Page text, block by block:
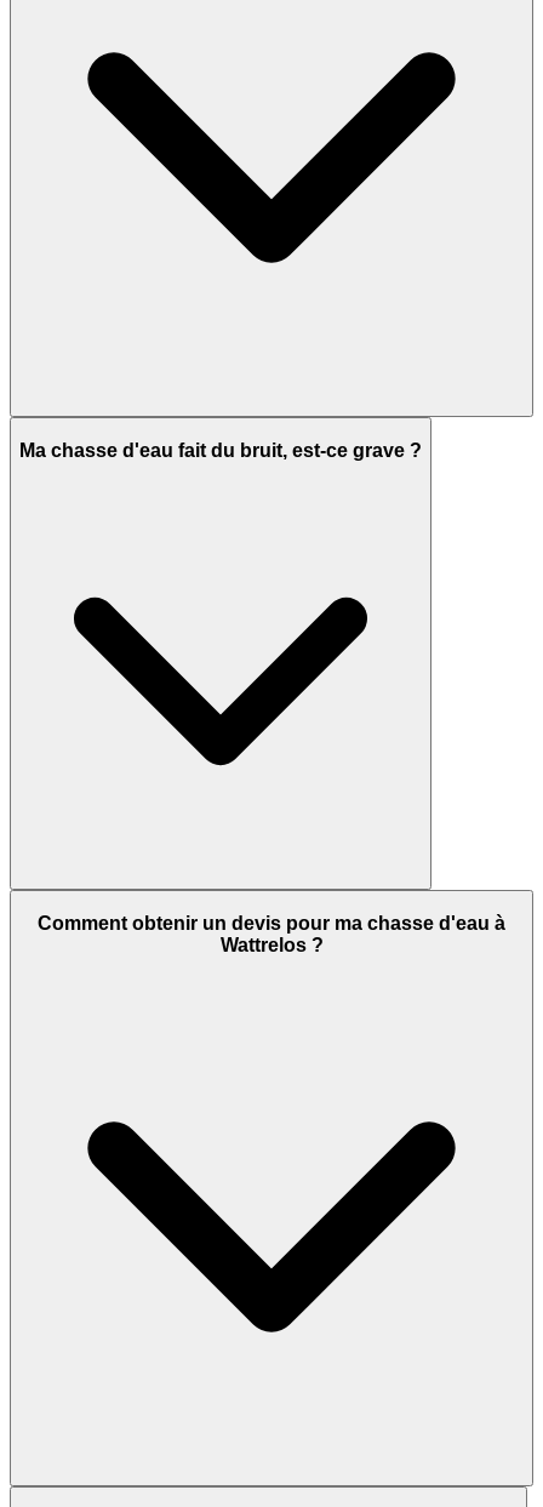
Ma chasse d'eau fait du bruit, est-ce grave ?
Comment obtenir un devis pour ma chasse d'eau à
Wattrelos ?